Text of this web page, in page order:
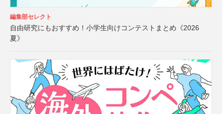
編集部セレクト
自由研究にもおすすめ！小学生向けコンテストまとめ《2026
夏》